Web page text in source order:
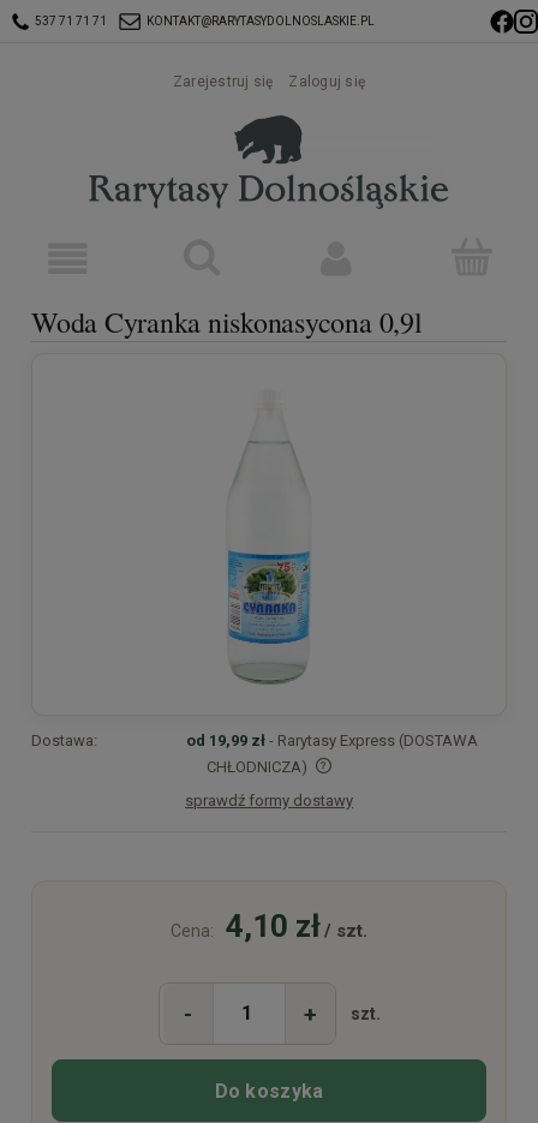
537 71 71 71 KONTAKT@RARYTASYDOLNOSLASKIE.PL
Zarejestruj się Zaloguj się
Woda Cyranka niskonasycona 0,9l
Dostawa: od 19,99 zł - Rarytasy Express (DOSTAWA
CHŁODNICZA)
Cena nie zawiera ewentualnych kosztów płatności
sprawdź formy dostawy
Cena: 4,10 zł/ szt.
- + szt.
Do koszyka